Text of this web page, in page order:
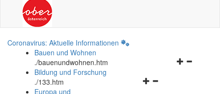
Coronavirus: Aktuelle Informationen
Bauen und Wohnen
./bauenundwohnen.htm
Navigationsmenü
Bildung und Forschung
./133.htm
Europa und